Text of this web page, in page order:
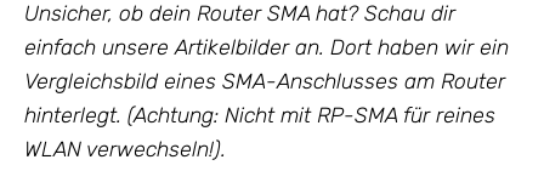
Unsicher, ob dein Router SMA hat? Schau dir
einfach unsere Artikelbilder an. Dort haben wir ein
Vergleichsbild eines SMA-Anschlusses am Router
hinterlegt. (Achtung: Nicht mit RP-SMA für reines
WLAN verwechseln!).